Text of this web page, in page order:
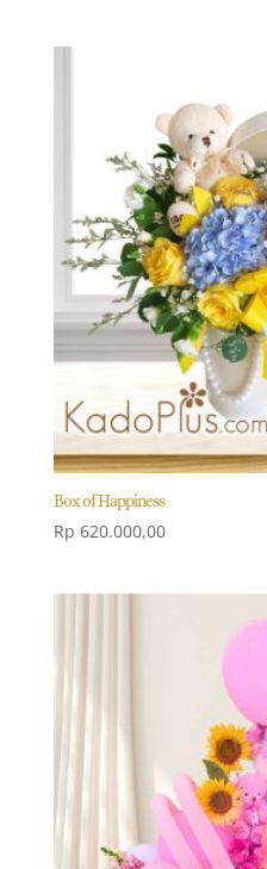
Box of Happiness
Rp 620.000,00